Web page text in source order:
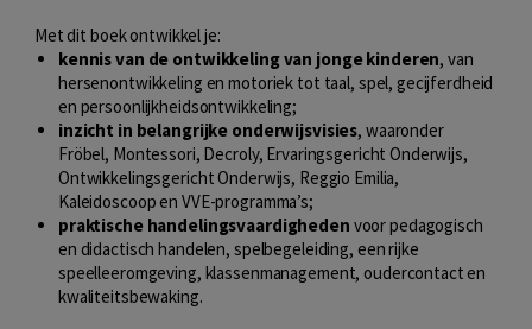
Met dit boek ontwikkel je:
kennis van de ontwikkeling van jonge kinderen, van
hersenontwikkeling en motoriek tot taal, spel, gecijferdheid
en persoonlijkheidsontwikkeling;
inzicht in belangrijke onderwijsvisies, waaronder
Fröbel, Montessori, Decroly, Ervaringsgericht Onderwijs,
Ontwikkelingsgericht Onderwijs, Reggio Emilia,
Kaleidoscoop en VVE-programma’s;
praktische handelingsvaardigheden voor pedagogisch
en didactisch handelen, spelbegeleiding, een rijke
speelleeromgeving, klassenmanagement, oudercontact en
kwaliteitsbewaking.